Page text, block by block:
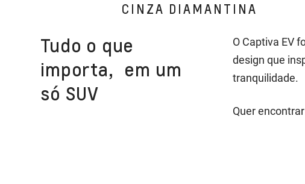
CINZA DIAMANTINA
Tudo o que
importa, em um
só SUV
O Captiva EV
design que
tranquilidade.
Quer